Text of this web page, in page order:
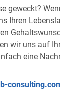
geweckt?
Ihren
wir uns auf
eine